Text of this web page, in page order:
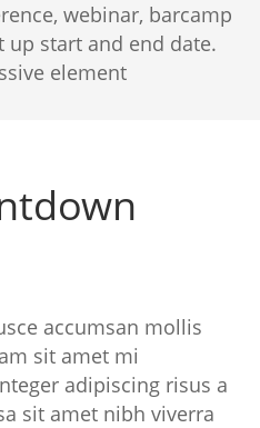
webinar, barcamp
up start and end date.
element
accumsan mollis
sit amet mi
adipiscing risus a
sit amet nibh viverra